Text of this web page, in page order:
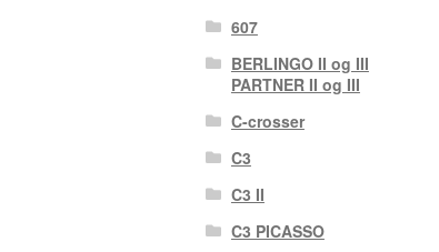
607
BERLINGO II og III
PARTNER II og III
C-crosser
C3
C3 II
C3 PICASSO